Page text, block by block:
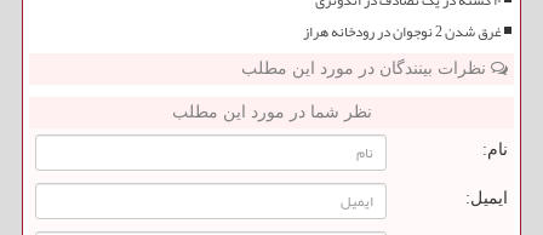
غرق شدن 2 نوجوان در رودخانه هراز
نظرات بینندگان در مورد این مطلب
نظر شما در مورد این مطلب
نام:
ایمیل: